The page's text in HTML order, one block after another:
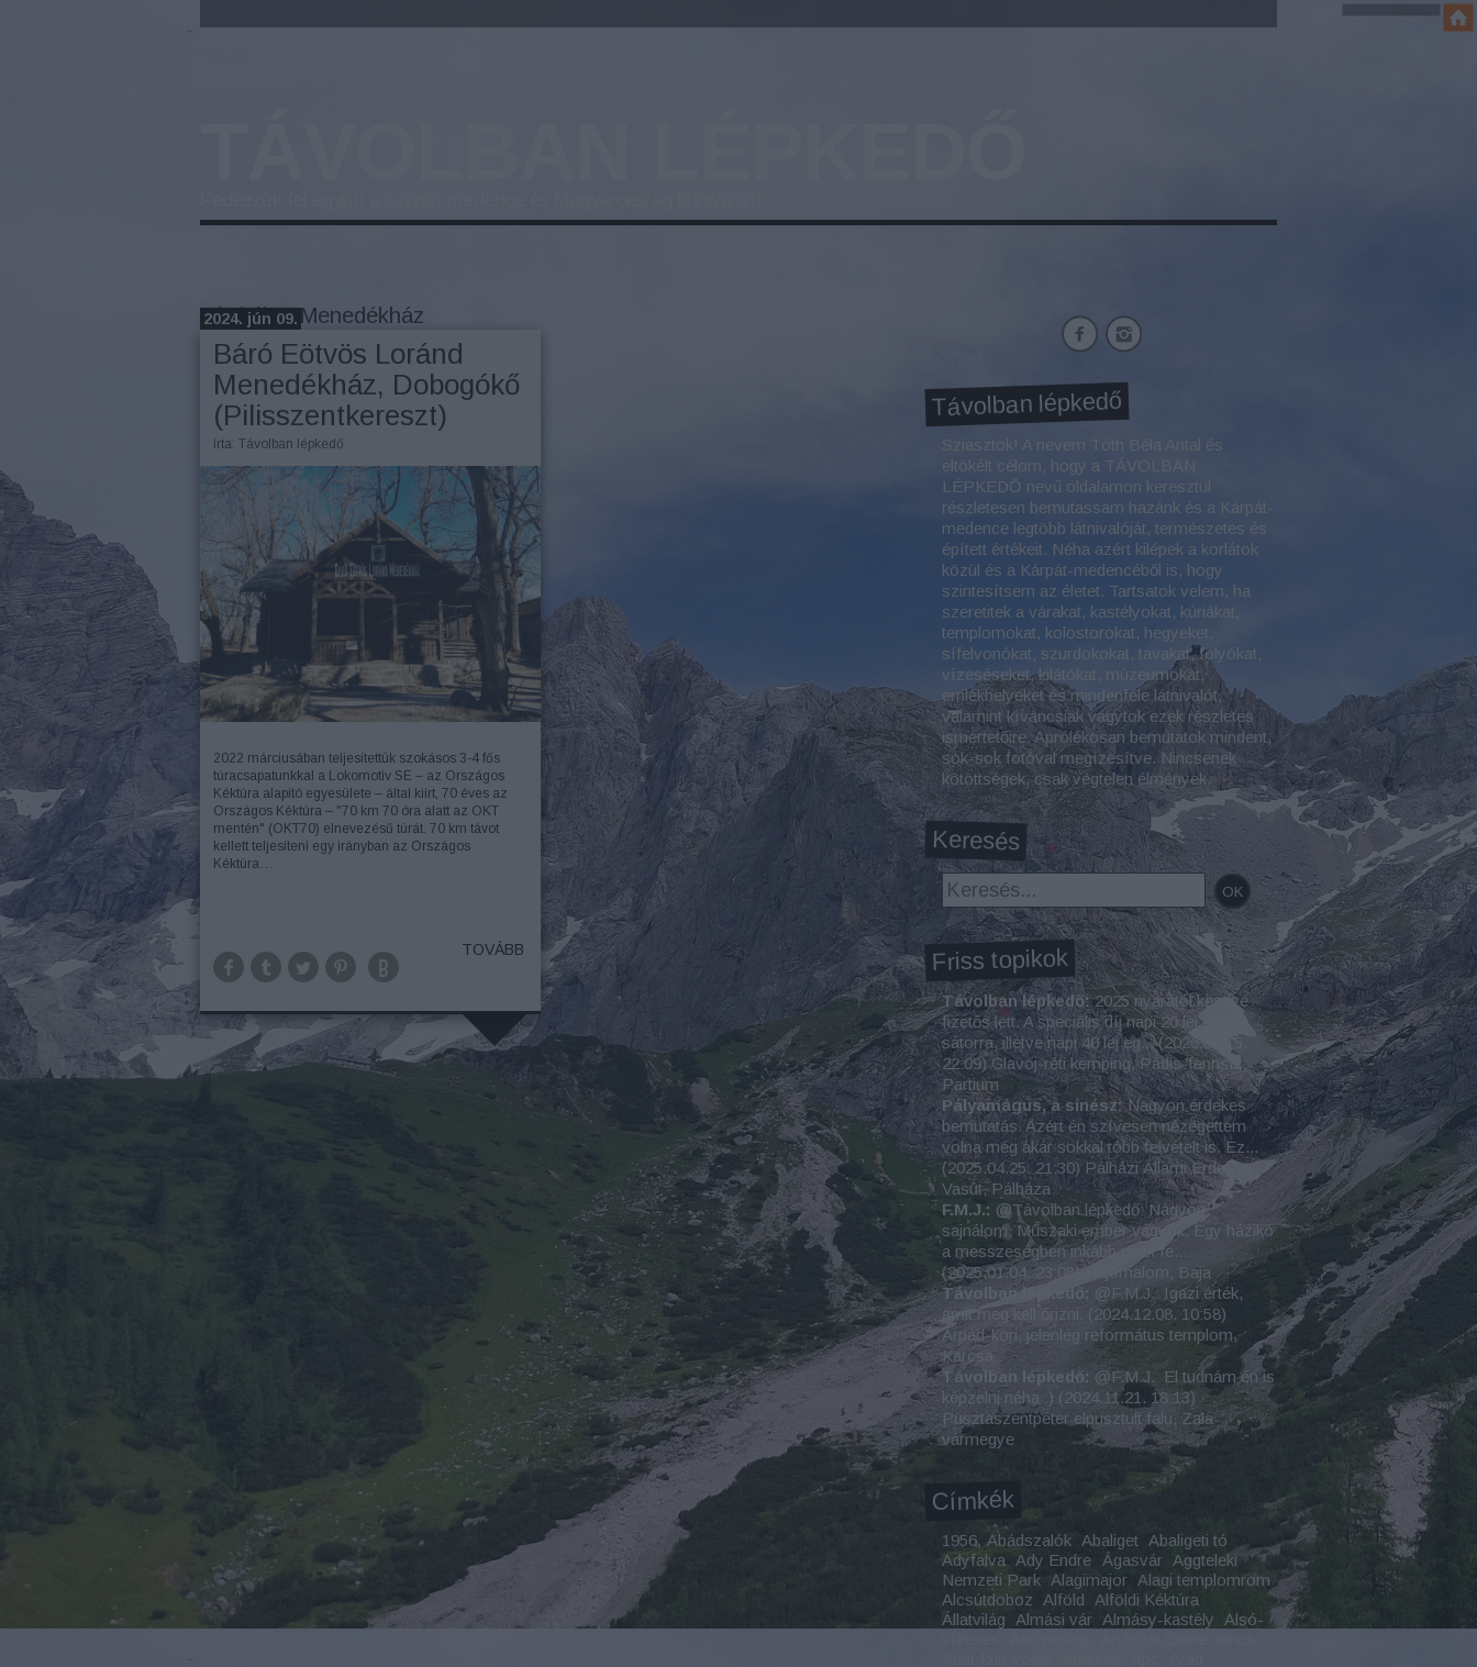
Címkék»Menedékház
2024. jún 09.
Báró Eötvös Loránd
Menedékház, Dobogókő
(Pilisszentkereszt)
írta: Távolban lépkedő
2022 márciusában teljesítettük szokásos 3-4 fős
túracsapatunkkal a Lokomotív SE – az Országos
Kéktúra alapító egyesülete – által kiírt, 70 éves az
Országos Kéktúra – "70 km 70 óra alatt az OKT
mentén" (OKT70) elnevezésű túrát. 70 km távot
kellett teljesíteni egy irányban az Országos
Kéktúra…
TOVÁBB
Távolban lépkedő
Sziasztok! A nevem Tóth Béla Antal és
eltökélt célom, hogy a TÁVOLBAN
LÉPKEDŐ nevű oldalamon keresztül
részletesen bemutassam hazánk és a Kárpát-
medence legtöbb látnivalóját, természetes és
épített értékeit. Néha azért kilépek a korlátok
közül és a Kárpát-medencéből is, hogy
szintesítsem az életet. Tartsatok velem, ha
szeretitek a várakat, kastélyokat, kúriákat,
templomokat, kolostorokat, hegyeket,
sífelvonókat, szurdokokat, tavakat, folyókat,
vízeséseket, kilátókat, múzeumokat,
emlékhelyeket és mindenféle látnivalót,
valamint kíváncsiak vagytok ezek részletes
ismertetőire. Aprólékosan bemutatok mindent,
sok-sok fotóval megízesítve. Nincsenek
kötöttségek, csak végtelen élmények.
Keresés
Friss topikok
Távolban lépkedő:2025 nyarától kezdve
fizetős lett. A speciális díj napi 20 lej egy
sátorra, illetve napi 40 lej eg...(2026.07.15.
22:09) Glavoj-réti kemping, Pádis-fennsík,
Partium
Pályamágus, a sínész:Nagyon érdekes
bemutatás. Azért én szívesen nézegettem
volna még akár sokkal több felvételt is. Ez...
(2025.04.25. 21:30) Pálházi Állami Erdei
Vasút, Pálháza
F.M.J.: @Távolban lépkedő: Nagyon
sajnálom. Műszaki ember vagyok. Egy házikó
a messzeségben inkább csak fe...
(2025.01.04. 23:08) Hajómalom, Baja
Távolban lépkedő: @F.M.J.: Igazi érték,
amit meg kell őrizni. (2024.12.08. 10:58)
Árpád-kori, jelenleg református templom,
Karcsa
Távolban lépkedő: @F.M.J.: El tudnám én is
képzelni néha :) ( 2024.11.21. 18:13)
Pusztaszentpéter elpusztult falu, Zala
vármegye
Címkék
1956 Abádszalók Abaliget Abaligeti tó
Adyfalva
Ady Endre Ágasvár Aggteleki
Nemzeti Park Alagimajor Alagi templomrom
Alcsútdoboz Alföld
Alföldi Kéktúra
Állatvilág
Almási vár Almásy-kastély
Alsó-